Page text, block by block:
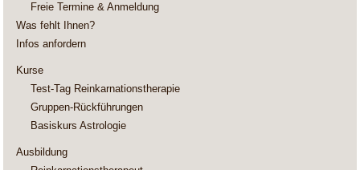
Freie Termine & Anmeldung
Was fehlt Ihnen?
Infos anfordern
Kurse
Test-Tag Reinkarnationstherapie
Gruppen-Rückführungen
Basiskurs Astrologie
Ausbildung